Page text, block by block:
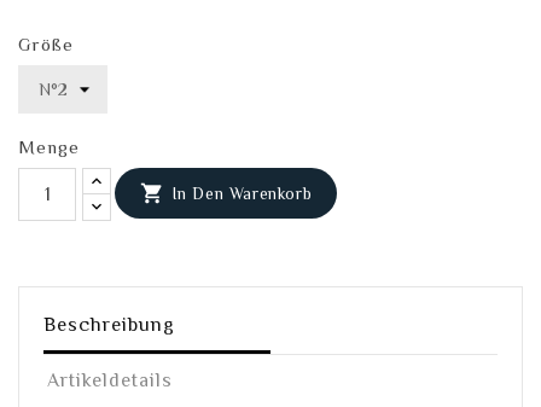
Größe
Menge
 In Den Warenkorb
Beschreibung
Artikeldetails